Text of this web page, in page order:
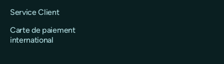
Service Client
Carte de paiement
international